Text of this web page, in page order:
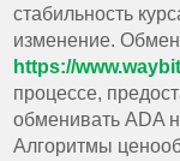
стабильность
изменение.
https://
процессе,
обменивать ADA
Алгоритмы